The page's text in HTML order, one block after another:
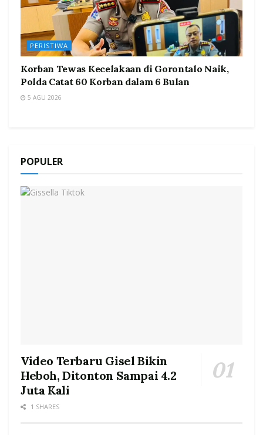
PERISTIWA
Korban Tewas Kecelakaan di Gorontalo Naik,
Polda Catat 60 Korban dalam 6 Bulan
5 AGU 2026
POPULER
Video Terbaru Gisel Bikin
Heboh, Ditonton Sampai 4.2
Juta Kali
1 SHARES